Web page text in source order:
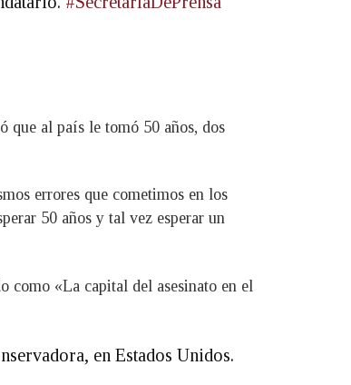
que al país le tomó 50 años, dos
errores que cometimos en los
50 años y tal vez esperar un
como «La capital del asesinato en el
en Estados Unidos.